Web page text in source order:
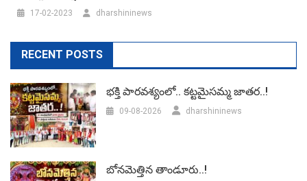
17-02-2023 dharshininews
RECENT POSTS
భక్తి పారవశ్యంలో.. కట్టమైసమ్మ జాతర..!
09-08-2026 dharshininews
బోనమెత్తిన తాండూరు..!